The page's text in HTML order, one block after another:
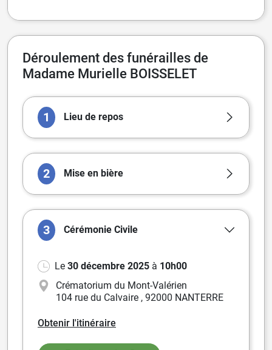
Déroulement des funérailles de
Madame Murielle BOISSELET
1 Lieu de repos
2 Mise en bière
3 Cérémonie Civile
Le 30 décembre 2025 à 10h00
Crématorium du Mont-Valérien
104 rue du Calvaire , 92000 NANTERRE
Obtenir l'itinéraire